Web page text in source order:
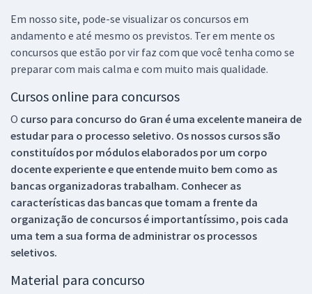
Em nosso site, pode-se visualizar os concursos em
andamento e até mesmo os previstos. Ter em mente os
concursos que estão por vir faz com que você tenha como se
preparar com mais calma e com muito mais qualidade.
Cursos online para concursos
O curso para concurso do Gran é uma excelente maneira de
estudar para o processo seletivo. Os nossos cursos são
constituídos por módulos elaborados por um corpo
docente experiente e que entende muito bem como as
bancas organizadoras trabalham. Conhecer as
características das bancas que tomam a frente da
organização de concursos é importantíssimo, pois cada
uma tem a sua forma de administrar os processos
seletivos.
Material para concurso